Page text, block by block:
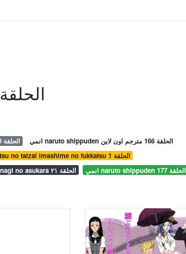
انمي Paradise Kiss الحلقة 1
انمي naruto shippuden الحلقة 150
انمي naruto shippuden الحلقة 166 مترجم اون لاين
انمي nanatsu no taizai imashime no fukkatsu الحلقة 1
انمي nagi no asukara الحلقة ٢١ انمي naruto shippuden الحلقة 177